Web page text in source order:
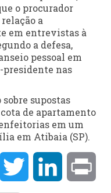
o procurador
a
em entrevistas à
a defesa,
pessoal em
nas
supostas
de apartamento
em um
em Atibaia (SP).
MessengerTwitter LinkedIn